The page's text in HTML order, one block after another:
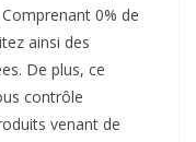
0% de
ainsi des
De plus, ce
contrôle
venant de